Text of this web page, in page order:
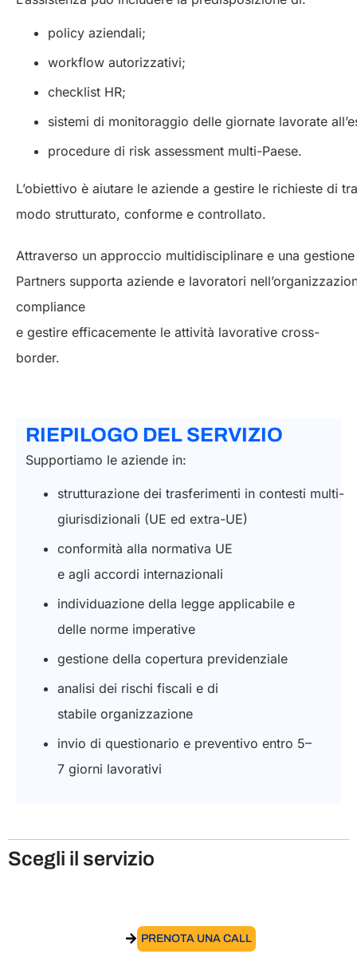
policy aziendali;
workflow autorizzativi;
checklist HR;
sistemi di monitoraggio delle giornate lavorate
procedure di risk assessment multi-Paese.
L’obiettivo è aiutare le aziende a gestire le richieste di
modo strutturato, conforme e controllato.
Attraverso un approccio multidisciplinare e una
Partners supporta aziende e lavoratori
compliance
e gestire efficacemente le attività lavorative cross-
border.
RIEPILOGO DEL SERVIZIO
Supportiamo le aziende in:
strutturazione dei trasferimenti in contesti multi-
giurisdizionali (UE ed extra-UE)
conformità alla normativa UE
e agli accordi internazionali
individuazione della legge applicabile e
delle norme imperative
gestione della copertura previdenziale
analisi dei rischi fiscali e di
stabile organizzazione
invio di questionario e preventivo entro 5–
7 giorni lavorativi
Scegli il servizio
PRENOTA UNA CALL